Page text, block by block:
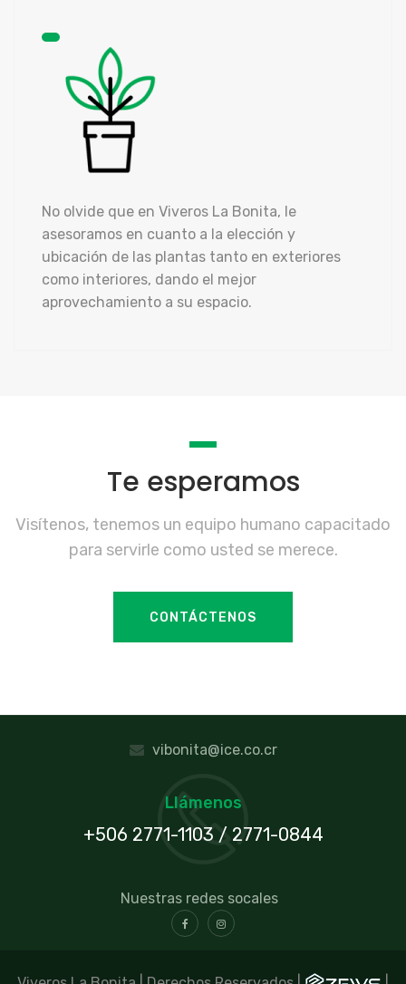
No olvide que en Viveros La Bonita, le
asesoramos en cuanto a la elección y
ubicación de las plantas tanto en exteriores
como interiores, dando el mejor
aprovechamiento a su espacio.
Te esperamos
Visítenos, tenemos un equipo humano capacitado
para servirle como usted se merece.
CONTÁCTENOS
vibonita@ice.co.cr
Llámenos
+506 2771-1103 / 2771-0844
Nuestras redes socales